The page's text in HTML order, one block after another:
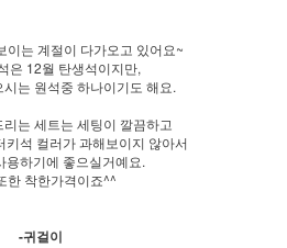
이는 계절이 다가오고 있어요~
은 12월 탄생석이지만,
는 원석중 하나이기도 해요.
는 세트는 세팅이 깔끔하고
키석 컬러가 과해보이지 않아서
용하기에 좋으실거예요.
한 착한가격이죠^^
-귀걸이